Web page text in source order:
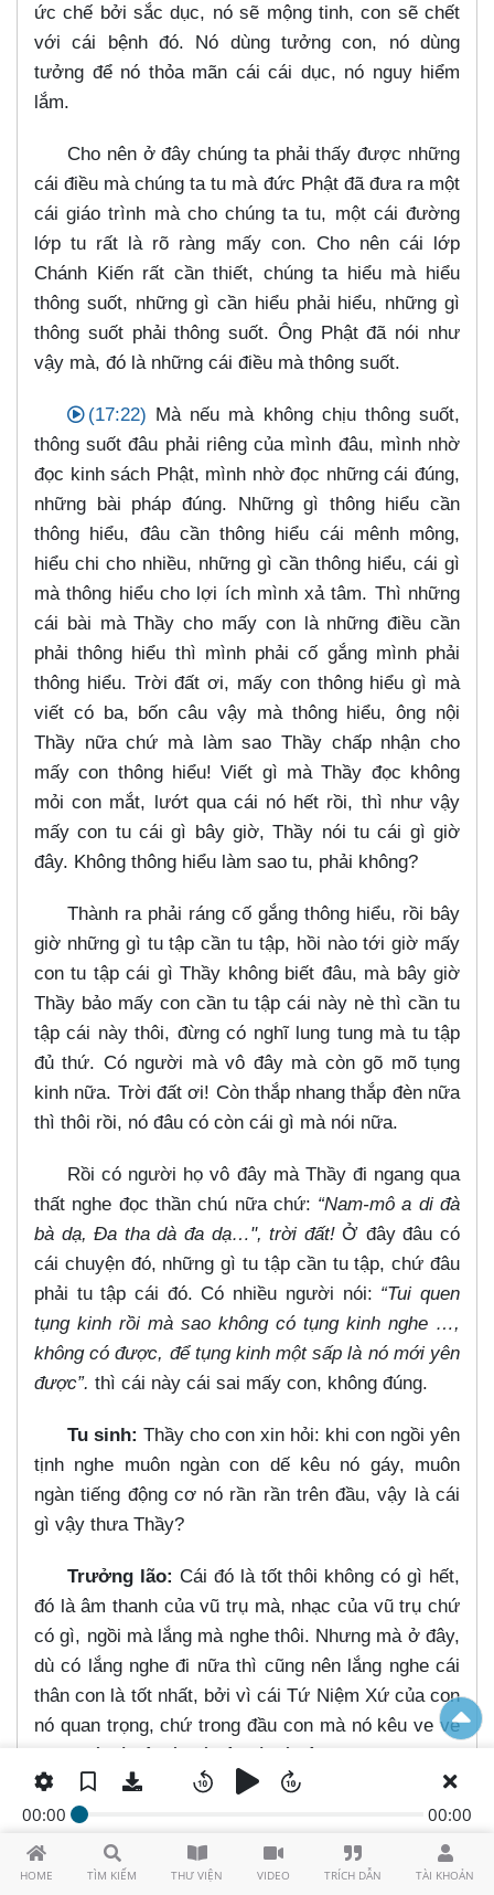
HOME TÌM KIẾM THƯ VIỆN VIDEO TRÍCH DẪN TÀI KHOẢN
00:00 00:00
ức chế bởi sắc dục, nó sẽ mộng tinh, con sẽ chết
với cái bệnh đó. Nó dùng tưởng con, nó dùng
tưởng để nó thỏa mãn cái cái dục, nó nguy hiểm
lắm.
Cho nên ở đây chúng ta phải thấy được những
cái điều mà chúng ta tu mà đức Phật đã đưa ra một
cái giáo trình mà cho chúng ta tu, một cái đường
lớp tu rất là rõ ràng mấy con. Cho nên cái lớp
Chánh Kiến rất cần thiết, chúng ta hiểu mà hiểu
thông suốt, những gì cần hiểu phải hiểu, những gì
thông suốt phải thông suốt. Ông Phật đã nói như
vậy mà, đó là những cái điều mà thông suốt.
(17:22) Mà nếu mà không chịu thông suốt,
thông suốt đâu phải riêng của mình đâu, mình nhờ
đọc kinh sách Phật, mình nhờ đọc những cái đúng,
những bài pháp đúng. Những gì thông hiểu cần
thông hiểu, đâu cần thông hiểu cái mênh mông,
hiểu chi cho nhiều, những gì cần thông hiểu, cái gì
mà thông hiểu cho lợi ích mình xả tâm. Thì những
cái bài mà Thầy cho mấy con là những điều cần
phải thông hiểu thì mình phải cố gắng mình phải
thông hiểu. Trời đất ơi, mấy con thông hiểu gì mà
viết có ba, bốn câu vậy mà thông hiểu, ông nội
Thầy nữa chứ mà làm sao Thầy chấp nhận cho
mấy con thông hiểu! Viết gì mà Thầy đọc không
mỏi con mắt, lướt qua cái nó hết rồi, thì như vậy
mấy con tu cái gì bây giờ, Thầy nói tu cái gì giờ
đây. Không thông hiểu làm sao tu, phải không?
Thành ra phải ráng cố gắng thông hiểu, rồi bây
giờ những gì tu tập cần tu tập, hồi nào tới giờ mấy
con tu tập cái gì Thầy không biết đâu, mà bây giờ
Thầy bảo mấy con cần tu tập cái này nè thì cần tu
tập cái này thôi, đừng có nghĩ lung tung mà tu tập
đủ thứ. Có người mà vô đây mà còn gõ mõ tụng
kinh nữa. Trời đất ơi! Còn thắp nhang thắp đèn nữa
thì thôi rồi, nó đâu có còn cái gì mà nói nữa.
Rồi có người họ vô đây mà Thầy đi ngang qua
thất nghe đọc thần chú nữa chứ: “Nam-mô a di đà
bà dạ, Đa tha dà đa dạ…​", trời đất!Ở đây đâu có
cái chuyện đó, những gì tu tập cần tu tập, chứ đâu
phải tu tập cái đó. Có nhiều người nói: “Tui quen
tụng kinh rồi mà sao không có tụng kinh nghe …​,
không có được, để tụng kinh một sấp là nó mới yên
được”. thì cái này cái sai mấy con, không đúng.
Tu sinh: Thầy cho con xin hỏi: khi con ngồi yên
tịnh nghe muôn ngàn con dế kêu nó gáy, muôn
ngàn tiếng động cơ nó rần rần trên đầu, vậy là cái
gì vậy thưa Thầy?
Trưởng lão: Cái đó là tốt thôi không có gì hết,
đó là âm thanh của vũ trụ mà, nhạc của vũ trụ chứ
có gì, ngồi mà lắng mà nghe thôi. Nhưng mà ở đây,
dù có lắng nghe đi nữa thì cũng nên lắng nghe cái
thân con là tốt nhất, bởi vì cái Tứ Niệm Xứ của con
nó quan trọng, chứ trong đầu con mà nó kêu ve ve
trong đó thì kệ nó, nó kêu gì nó kêu.
Thật sự ra cái sự hoạt động trong cái
chúng ta cứ ngồi đi, ở bên ngoài đừng có một cái gì